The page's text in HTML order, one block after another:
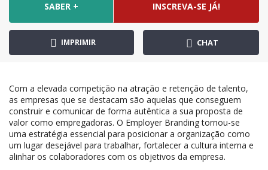
SABER + INSCREVA-SE JÁ!
IMPRIMIR CHAT
Com a elevada competição na atração e retenção de talento,
as empresas que se destacam são aquelas que conseguem
construir e comunicar de forma autêntica a sua proposta de
valor como empregadoras. O Employer Branding tornou-se
uma estratégia essencial para posicionar a organização como
um lugar desejável para trabalhar, fortalecer a cultura interna e
alinhar os colaboradores com os objetivos da empresa.